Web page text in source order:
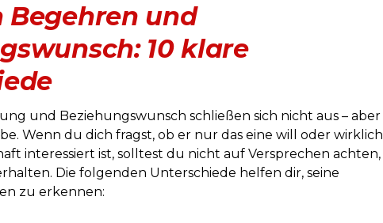
Begehren und
10 klare
und Beziehungswunsch schließen sich nicht aus – aber
Wenn du dich fragst, ob er nur das eine will oder wirklich
interessiert ist, solltest du nicht auf Versprechen achten,
Die folgenden Unterschiede helfen dir, seine
zu erkennen: